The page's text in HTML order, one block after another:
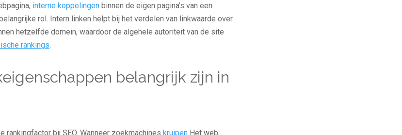
interne koppelingen binnen de eigen pagina's van een
rol. Intern linken helpt bij het verdelen van linkwaarde over
hetzelfde domein, waardoor de algehele autoriteit van de site
rankings.
belangrijk zijn in
rankingfactor bij SEO. Wanneer zoekmachines kruipen Het web